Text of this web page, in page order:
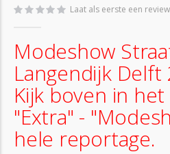
de
gallerij
Laat als eerste een
Modeshow
Langendijk Delft
Kijk boven in
"Extra" -
hele reportage.